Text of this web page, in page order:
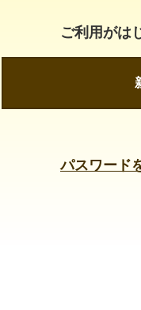
ご利用がは
パスワード